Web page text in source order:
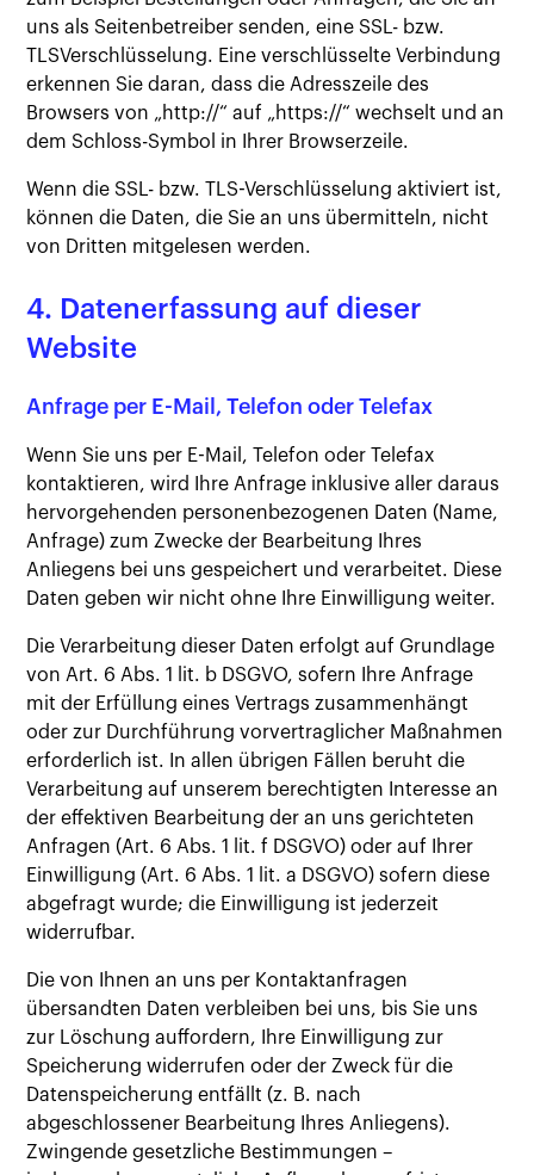
uns als Seitenbetreiber senden, eine SSL- bzw.
TLSVerschlüsselung. Eine verschlüsselte Verbindung
erkennen Sie daran, dass die Adresszeile des
Browsers von „http://“ auf „https://“ wechselt und an
dem Schloss-Symbol in Ihrer Browserzeile.
Wenn die SSL- bzw. TLS-Verschlüsselung aktiviert ist,
können die Daten, die Sie an uns übermitteln, nicht
von Dritten mitgelesen werden.
4. Datenerfassung auf dieser
Website
Anfrage per E-Mail, Telefon oder Telefax
Wenn Sie uns per E-Mail, Telefon oder Telefax
kontaktieren, wird Ihre Anfrage inklusive aller daraus
hervorgehenden personenbezogenen Daten (Name,
Anfrage) zum Zwecke der Bearbeitung Ihres
Anliegens bei uns gespeichert und verarbeitet. Diese
Daten geben wir nicht ohne Ihre Einwilligung weiter.
Die Verarbeitung dieser Daten erfolgt auf Grundlage
von Art. 6 Abs. 1 lit. b DSGVO, sofern Ihre Anfrage
mit der Erfüllung eines Vertrags zusammenhängt
oder zur Durchführung vorvertraglicher Maßnahmen
erforderlich ist. In allen übrigen Fällen beruht die
Verarbeitung auf unserem berechtigten Interesse an
der effektiven Bearbeitung der an uns gerichteten
Anfragen (Art. 6 Abs. 1 lit. f DSGVO) oder auf Ihrer
Einwilligung (Art. 6 Abs. 1 lit. a DSGVO) sofern diese
abgefragt wurde; die Einwilligung ist jederzeit
widerrufbar.
Die von Ihnen an uns per Kontaktanfragen
übersandten Daten verbleiben bei uns, bis Sie uns
zur Löschung auffordern, Ihre Einwilligung zur
Speicherung widerrufen oder der Zweck für die
Datenspeicherung entfällt (z. B. nach
abgeschlossener Bearbeitung Ihres Anliegens).
Zwingende gesetzliche Bestimmungen –